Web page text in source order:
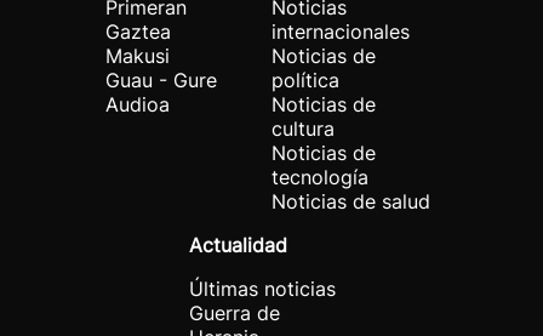
Primeran
Gaztea
Makusi
Guau - Gure
Audioa
Noticias
internacionales
Noticias de
política
Noticias de
cultura
Noticias de
tecnología
Noticias de salud
Actualidad
Últimas noticias
Guerra de